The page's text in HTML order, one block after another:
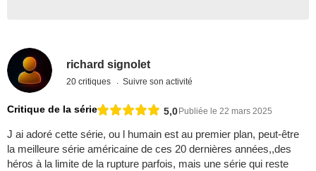
richard signolet
20 critiques Suivre son activité
Critique de la série 5,0Publiée le 22 mars 2025
J ai adoré cette série, ou l humain est au premier plan, peut-être
la meilleure série américaine de ces 20 dernières années,,des
héros à la limite de la rupture parfois, mais une série qui reste